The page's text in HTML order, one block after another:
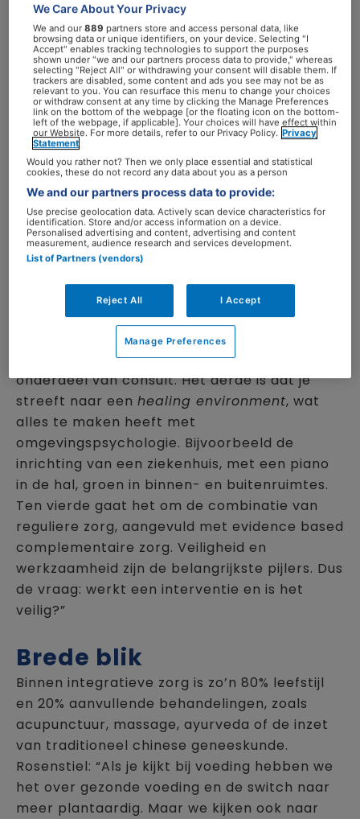
Integratieve zorg (IZ) is een visie die is
ontstaan in Amerika, en ook in Nederland
steeds bekender wordt. Het is een combinatie
van reguliere zorg, aangevuld met
complementaire behandelingen. Altijd
gebaseerd op evidence, werkzaamheid en
veiligheid.
Wat is IM?
Binnen integratieve zorg zijn 4 dingen
belangrijk, vertelt Rosenstiel. “Ten eerste is
heeft een coachende rol en de patiënt is
mede-regisseur van zijn ziekte. Dat is een
heel belangrijk uitgangspunt. Ten tweede zijn
preventie en leefstijl altijd een standaard
onderdeel van consult. Het derde is dat je
streeft naar een healing environment, wat
alles te maken heeft met
omgevingspsychologie. Bijvoorbeeld de
inrichting van een ziekenhuis, met een piano
in de hal, groen in binnen- en buitenruimtes.
Ten vierde gaat het om de combinatie van
reguliere zorg, aangevuld met evidence based
complementaire zorg. Veiligheid en
werkzaamheid zijn de belangrijkste pijlers. Dus
de vraag: werkt een interventie en is het
veilig?”
Brede blik
Binnen integratieve zorg is zo’n 80% leefstijl
en 20% aanvullende behandelingen, zoals
acupunctuur, massage, ayurveda of de inzet
van traditioneel chinese geneeskunde.
Rosenstiel: “Als je kijkt bij voeding hebben we
het over gezonde voeding en de switch naar
meer plantaardig. Maar we kijken ook naar
We Care About Your Privacy
We and our889 partners store and access personal data, like
browsing data or unique identifiers, on your device. Selecting "I
Accept" enables tracking technologies to support the purposes
shown under "we and our partners process data to provide," whereas
selecting "Reject All" or withdrawing your consent will disable them. If
trackers are disabled, some content and ads you see may not be as
relevant to you. You can resurface this menu to change your choices
or withdraw consent at any time by clicking the Manage Preferences
link on the bottom of the webpage [or the floating icon on the bottom-
left of the webpage, if applicable]. Your choices will have effect within
our Website. For more details, refer to our Privacy Policy. Privacy
Statement
Would you rather not? Then we only place essential and statistical
cookies, these do not record any data about you as a person
We and our partners process data to provide:
Use precise geolocation data. Actively scan device characteristics for
identification. Store and/or access information on a device.
Personalised advertising and content, advertising and content
measurement, audience research and services development.
List of Partners (vendors)
Reject All I Accept
Manage Preferences